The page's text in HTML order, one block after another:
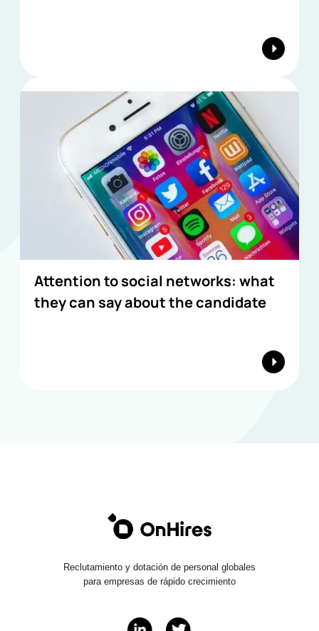
Attention to social networks: what
they can say about the candidate
Reclutamiento y dotación de personal globales
para empresas de rápido crecimiento